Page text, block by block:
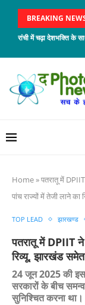
BREAKING
रांची में चढ़ा देशभक्ति के
Home»पतरातू में
पांच राज्यों में तेजी लाने का
TOP LEAD झारखण्ड
पतरातू में DPIIT ने
रिव्यू, झारखंड समेत
24 जून 2025 की
सरकारों के बीच
सुनिश्चित करना था।